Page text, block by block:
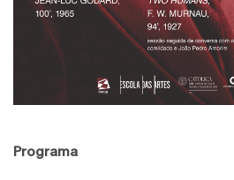
Programa